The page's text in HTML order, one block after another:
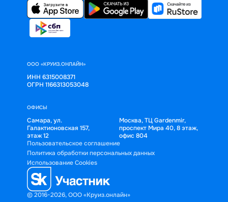
ООО «КРУИЗ.ОНЛАЙН»
ИНН 6315008371
ОГРН 1166313053048
ОФИСЫ
Самара, ул.
Галактионовская 157,
этаж 12
Москва, ТЦ Gardenmir,
проспект Мира 40, 8 этаж,
офис 804
© 2016-2026, ООО «Круиз.онлайн»
Пользовательское соглашение
Политика обработки персональных данных
Использование Cookies